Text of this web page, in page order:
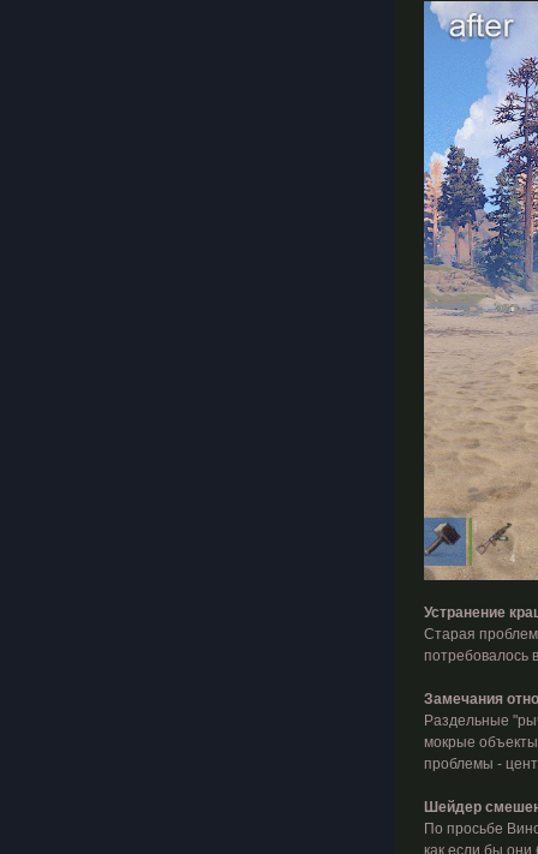
Устранение
Старая
потребовалось
Замечания
Раздельные
мокрые
проблемы -
Шейдер
По просьбе